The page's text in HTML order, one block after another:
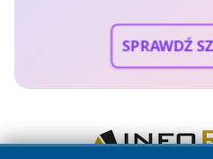
SPRAWDŹ